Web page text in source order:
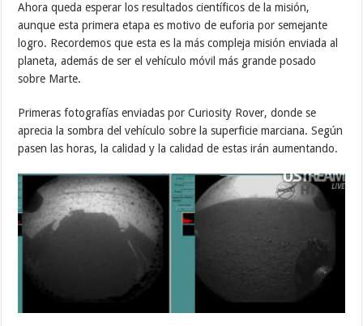
Ahora queda esperar los resultados científicos de la misión,
aunque esta primera etapa es motivo de euforia por semejante
logro. Recordemos que esta es la más compleja misión enviada al
planeta, además de ser el vehículo móvil más grande posado
sobre Marte.
Primeras fotografías enviadas por Curiosity Rover, donde se
aprecia la sombra del vehículo sobre la superficie marciana. Según
pasen las horas, la calidad y la calidad de estas irán aumentando.